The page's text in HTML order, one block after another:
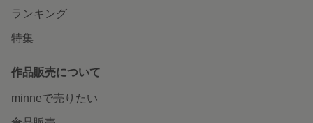
ランキング
特集
作品販売について
minneで売りたい